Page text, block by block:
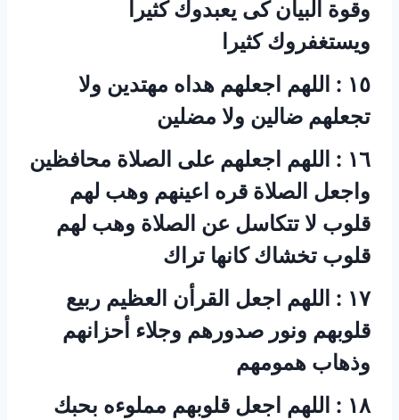
وقوة البيان كى يعبدوك كثيرا
ويستغفروك كثيرا
‏١٥ : اللهم اجعلهم هداه مهتدين ولا
تجعلهم ضالين ولا مضلين
‏١٦ : اللهم اجعلهم على الصلاة محافظين
واجعل الصلاة قره اعينهم وهب لهم
قلوب لا تتكاسل عن الصلاة وهب لهم
قلوب تخشاك كانها تراك
‏١٧ : اللهم اجعل القرأن العظيم ربيع
قلوبهم ونور صدورهم وجلاء أحزانهم
وذهاب همومهم
‏١٨ : اللهم اجعل قلوبهم مملوءه بحبك